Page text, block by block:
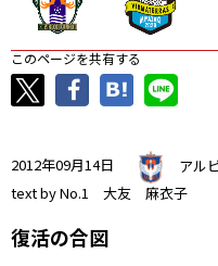
このページを共有する
2012年09月14日
アル
text by No.1 大友 麻衣子
復活の合図